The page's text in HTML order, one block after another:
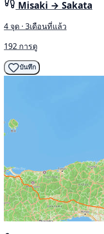
Misaki → Sakata
4 จุด · 3เดือนที่แล้ว
192 การดู
บันทึก